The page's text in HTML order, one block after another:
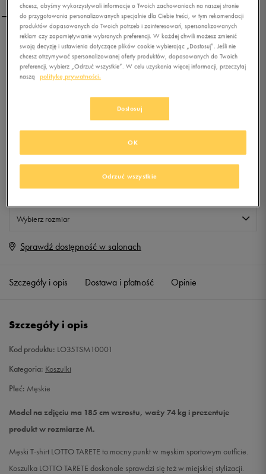
LOTTO T-SHIRT TARETE
0.0
KLUBIE 50 STYLE
Produkt niedostępny
Jeśli artykuł będzie ponownie dostępny, otrzymasz od nas powiadomienie.
Wybierz rozmiar
M Powiadom o dostępności
L Powiadom o dostępności
XXL
Sprawdź dostępność w salonach
Szczegóły i opis Dostawa i płatność Opinie
Szczegóły i opis
Kod produktu: LO35TSM10001
Kategoria: Koszulki
Płeć: Męskie
Model na zdjęciu ma 185 cm wzrostu, waży 74 kg i prezentuje
produkt w rozmiarze M.
Męski T-shirt LOTTO TARETE to mocny punkt w męskim sportowym outficie.
Koszulka LOTTO TARETE doskonale sprawdzi się też w miejskiej stylizacji.
chcesz, abyśmy wykorzystywali informacje o Twoich zachowaniach na naszej stronie
do przygotowania personalizowanych specjalnie dla Ciebie treści, w tym rekomendacji
produktów dopasowanych do Twoich potrzeb i zainteresowań, spersonalizowanych
reklam czy zapamiętywanie wybranych preferencji. W każdej chwili możesz zmienić
swoją decyzję i ustawienia dotyczące plików cookie wybierając „Dostosuj”. Jeśli nie
chcesz otrzymywać spersonalizowanej oferty produktów, dopasowanych do Twoich
preferencji, wybierz „Odrzuć wszystkie”. W celu uzyskania więcej informacji, przeczytaj
naszą politykę prywatności.
Dostosuj
Odrzuć wszystkie
OK